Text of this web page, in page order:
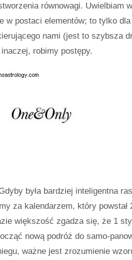
równowagi. Uwielbiam
w postaci elementów; to tylko
nami (jest to szybsza
robimy postępy.
była bardziej inteligentna
za kalendarzem, który
większość zgadza się, że 1
nową podróż do samo-
ważne jest zrozumienie